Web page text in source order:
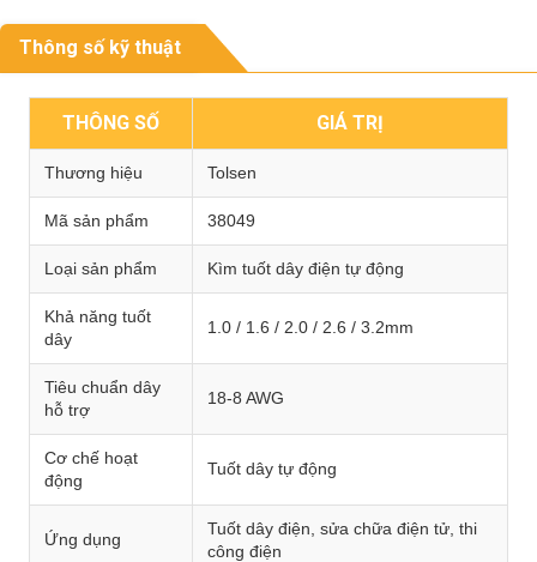
Thông số kỹ thuật
THÔNG SỐ GIÁ TRỊ
Thương hiệu Tolsen
Mã sản phẩm 38049
Loại sản phẩm Kìm tuốt dây điện tự động
Khả năng tuốt
dây
1.0 / 1.6 / 2.0 / 2.6 / 3.2mm
Tiêu chuẩn dây
hỗ trợ
18-8 AWG
Cơ chế hoạt
động
Tuốt dây tự động
Ứng dụng
Tuốt dây điện, sửa chữa điện tử, thi
công điện